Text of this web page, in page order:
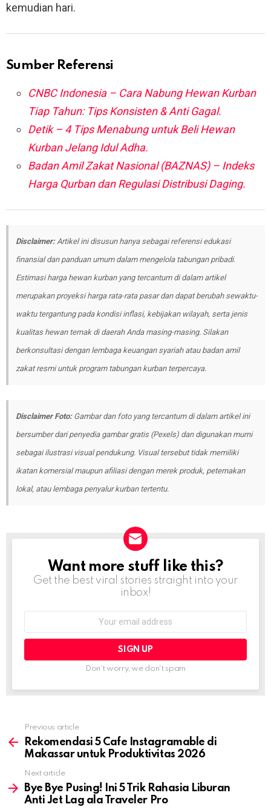
kemudian hari.
Sumber Referensi
CNBC Indonesia – Cara Nabung Hewan Kurban
Tiap Tahun: Tips Konsisten & Anti Gagal.
Detik – 4 Tips Menabung untuk Beli Hewan
Kurban Jelang Idul Adha.
Badan Amil Zakat Nasional (BAZNAS) – Indeks
Harga Qurban dan Regulasi Distribusi Daging.
Disclaimer:Artikel ini disusun hanya sebagai referensi edukasi
finansial dan panduan umum dalam mengelola tabungan pribadi.
Estimasi harga hewan kurban yang tercantum di dalam artikel
merupakan proyeksi harga rata-rata pasar dan dapat berubah sewaktu-
waktu tergantung pada kondisi inflasi, kebijakan wilayah, serta jenis
kualitas hewan ternak di daerah Anda masing-masing. Silakan
berkonsultasi dengan lembaga keuangan syariah atau badan amil
zakat resmi untuk program tabungan kurban terpercaya.
Disclaimer Foto:Gambar dan foto yang tercantum di dalam artikel ini
bersumber dari penyedia gambar gratis (Pexels) dan digunakan murni
sebagai ilustrasi visual pendukung. Visual tersebut tidak memiliki
ikatan komersial maupun afiliasi dengan merek produk, peternakan
lokal, atau lembaga penyalur kurban tertentu.
NEWSLETTER
Want more stuff like this?
Get the best viral stories straight into your
inbox!
Don't worry, we don't spam
more
Previous article
Rekomendasi 5 Cafe Instagramable di
Makassar untuk Produktivitas 2026
Next article
Bye Bye Pusing! Ini 5 Trik Rahasia Liburan
Anti Jet Lag ala Traveler Pro